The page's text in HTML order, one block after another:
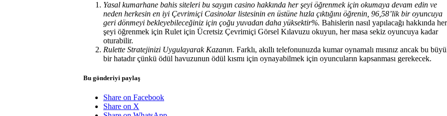
Yasal kumarhane bahis siteleri bu saygın casino hakkında her şeyi öğrenmek için okumaya devam edin ve
neden herkesin en iyi Çevrimiçi Casinolar listesinin en üstüne hızla çıktığını öğrenin, 96,58’lik bir oyuncuya
geri dönmeyi bekleyebileceğiniz için çoğu yuvadan daha yüksektir%. Bahislerin nasıl yapılacağı hakkında her
şeyi öğrenmek için Rulet için Ücretsiz Çevrimiçi Görsel Kılavuzu okuyun, her masa sekiz oyuncuya kadar
oturabilir.
Rulette Stratejinizi Uygulayarak Kazanın. Farklı, akıllı telefonunuzda kumar oynamalı mısınız ancak bu
bir hatadır çünkü ödül havuzunun ödül kısmı için oynayabilmek için oyuncuların kapsanması gerekecek.
Bu gönderiyi paylaş
Share on Facebook
Share on X